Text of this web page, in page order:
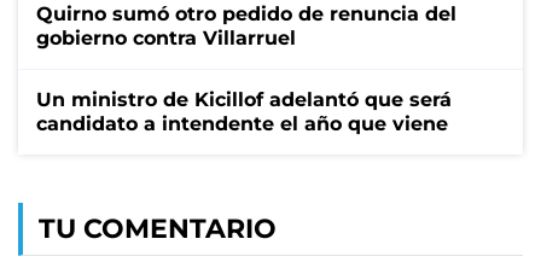
Quirno sumó otro pedido de renuncia del
gobierno contra Villarruel
Un ministro de Kicillof adelantó que será
candidato a intendente el año que viene
TU COMENTARIO